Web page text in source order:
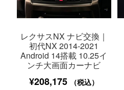
レクサスNX ナビ交換｜
初代NX 2014-2021
Android 14搭載 10.25イ
ンチ大画面カーナビ
¥208,175 （税込）